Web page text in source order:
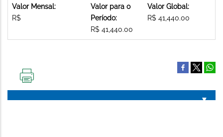
Valor Mensal:
R$
Valor para o
Período:
R$ 41,440.00
Valor Global:
R$ 41,440.00
PÁGINA